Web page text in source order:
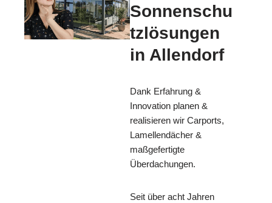
Sonnenschu
tzlösungen
in Allendorf
Dank Erfahrung &
Innovation planen &
realisieren wir Carports,
Lamellendächer &
maßgefertigte
Überdachungen.
Seit über acht Jahren